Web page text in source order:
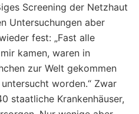
Screening der Netzhaut
Untersuchungen aber
fest: „Fast alle
kamen, waren in
zur Welt gekommen
worden.“ Zwar
staatliche Krankenhäuser,